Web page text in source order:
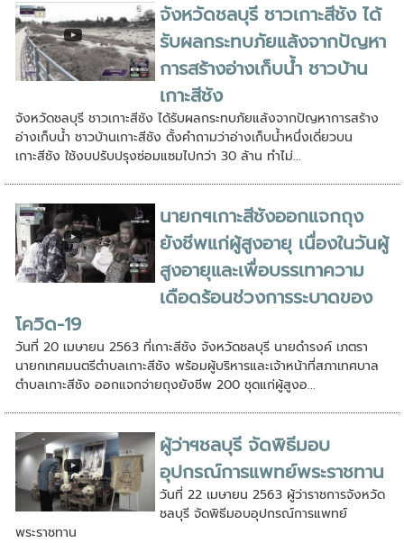
จังหวัดชลบุรี ชาวเกาะสีชัง ได้
รับผลกระทบภัยแล้งจากปัญหา
การสร้างอ่างเก็บน้ำ ชาวบ้าน
เกาะสีชัง
จังหวัดชลบุรี ชาวเกาะสีชัง ได้รับผลกระทบภัยแล้งจากปัญหาการสร้าง
อ่างเก็บน้ำ ชาวบ้านเกาะสีชัง ตั้งคำถามว่าอ่างเก็บน้ำหนึ่งเดี่ยวบน
เกาะสีชัง ใช้งบปรับปรุงซ่อมแซมไปกว่า 30 ล้าน ทำไม่...
นายกฯเกาะสีชังออกแจกถุง
ยังชีพแก่ผู้สูงอายุ เนื่องในวันผู้
สูงอายุและเพื่อบรรเทาความ
เดือดร้อนช่วงการระบาดของ
โควิด-19
วันที่ 20 เมษายน 2563 ที่เกาะสีชัง จังหวัดชลบุรี นายดำรงค์ เภตรา
นายกเทศมนตรีตำบลเกาะสีชัง พร้อมผู้บริหารและเจ้าหน้าที่สภาเทศบาล
ตำบลเกาะสีชัง ออกแจกจ่ายถุงยังชีพ 200 ชุดแก่ผู้สูงอ...
ผู้ว่าฯชลบุรี จัดพิธีมอบ
อุปกรณ์การแพทย์พระราชทาน
วันที่ 22 เมษายน 2563 ผู้ว่าราชการจังหวัด
ชลบุรี จัดพิธีมอบอุปกรณ์การแพทย์
พระราชทาน